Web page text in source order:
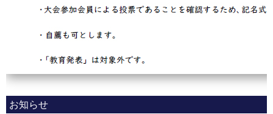
お知らせ